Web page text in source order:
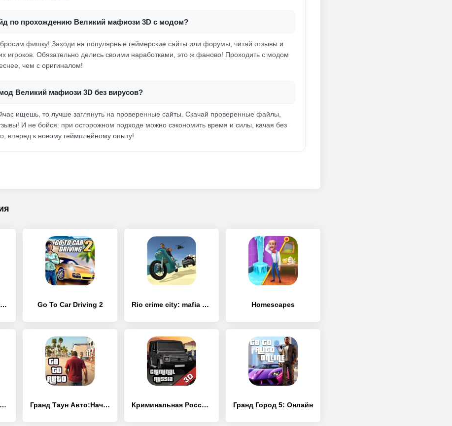
по прохождению Великий мафиози 3D с модом?
фишку! Заходи на популярные геймерские сайты или форумы, читай отзывы и
игроков. Обязательно делись своими наработками, это ж фаново! Проходить с модом
чем с оригиналом!
Великий мафиози 3D без вирусов?
ищешь, то лучше заглянуть на проверенные сайты. Скачай проверенные файлы,
И не бойся: при осторожном подходе можно сэкономить время и силы, качая без
вперед к новому геймплейному опыту!
Gangstar: West Coast Hustle Go To Car Driving 2 Rio crime city: mafia gangster Homescapes
Grand Theft Auto IV (GTA 4) Гранд Таун Авто:Начало истории Криминальная Россия 3D. Борис Гранд Город 5: Онлайн